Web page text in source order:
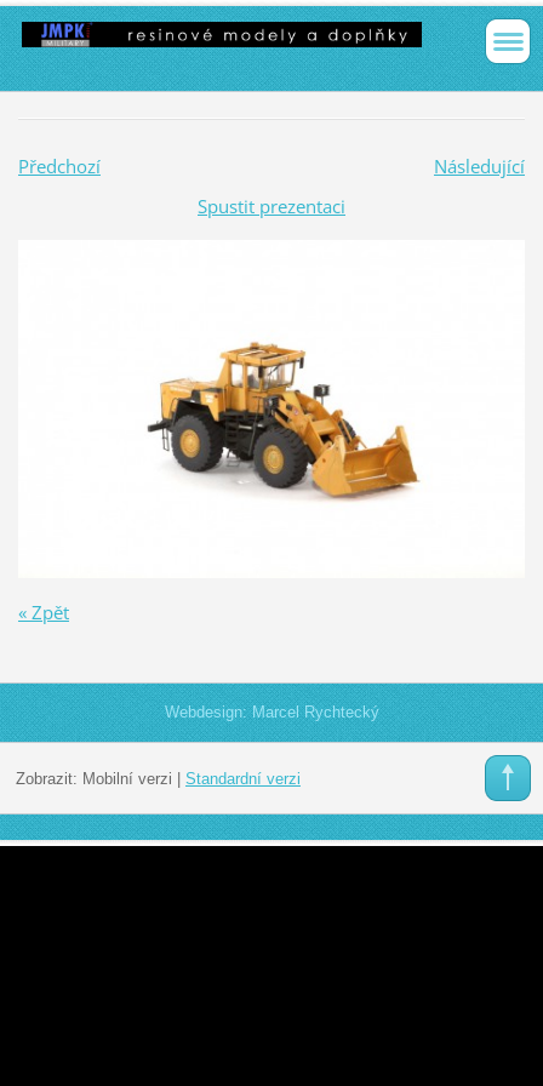
Předchozí
Následující
Spustit prezentaci
« Zpět
Webdesign: Marcel Rychtecký
Zobrazit: Mobilní verzi Standardní verzi